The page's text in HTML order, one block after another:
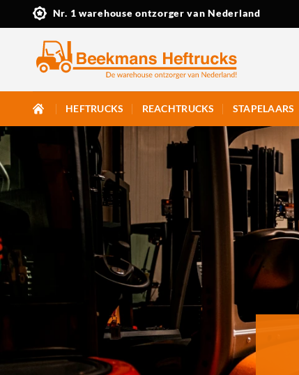
naar
Nr. 1 warehouse ontzorger van Nederland
HEFTRUCKS REACHTRUCKS STAPELAARS